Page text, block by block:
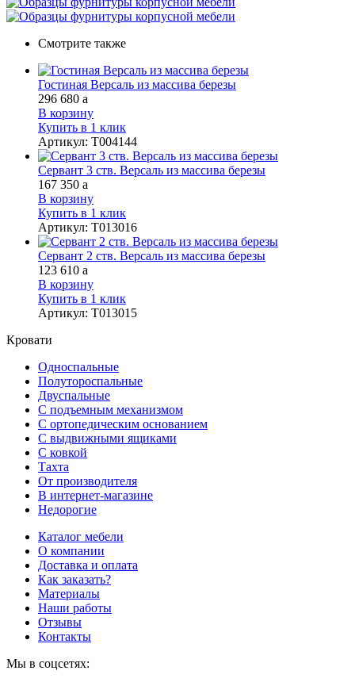
Смотрите также
Гостиная Версаль из массива березы
296 680 a
В корзину
Купить в 1 клик
Артикул: Т004144
Сервант 3 ств. Версаль из массива березы
167 350 a
В корзину
Купить в 1 клик
Артикул: Т013016
Сервант 2 ств. Версаль из массива березы
123 610 a
В корзину
Купить в 1 клик
Артикул: Т013015
Кровати
Односпальные
Полутороспальные
Двуспальные
С подъемным механизмом
С ортопедическим основанием
С выдвижными ящиками
С ковкой
Тахта
От производителя
В интернет-магазине
Недорогие
Каталог мебели
О компании
Доставка и оплата
Как заказать?
Материалы
Наши работы
Отзывы
Контакты
Мы в соцсетях: